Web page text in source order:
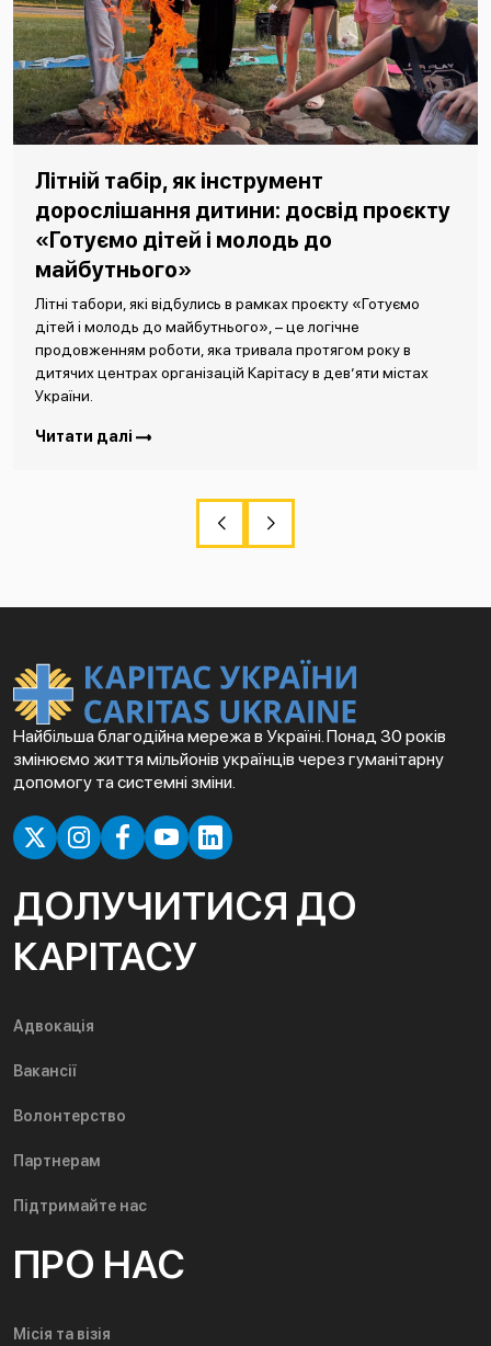
Літній табір, як інструмент
дорослішання дитини: досвід проєкту
«Готуємо дітей і молодь до
майбутнього»
Літні табори, які відбулись в рамках проєкту «Готуємо
дітей і молодь до майбутнього», – це логічне
продовженням роботи, яка тривала протягом року в
дитячих центрах організацій Карітасу в дев’яти містах
України.
Читати далі
Найбільша благодійна мережа в Україні. Понад 30 років
змінюємо життя мільйонів українців через гуманітарну
допомогу та системні зміни.
ДОЛУЧИТИСЯ ДО
КАРІТАСУ
Адвокація
Вакансії
Волонтерство
Партнерам
Підтримайте нас
ПРО НАС
Місія та візія